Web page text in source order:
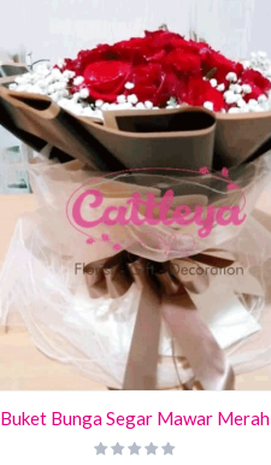
Buket Bunga Segar Mawar Merah